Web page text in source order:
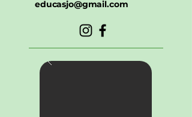
educasjo@gmail.com